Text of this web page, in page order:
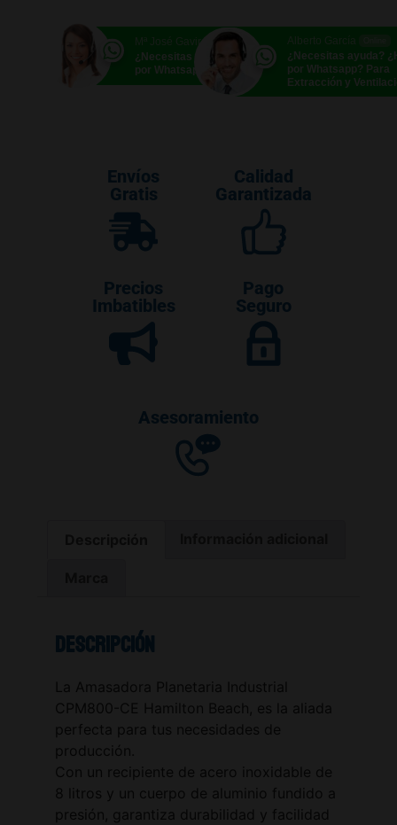
Mª José Gavira Online
¿Necesitas ayuda? ¿Hablamos
por Whatsapp?
¿Necesitas ayuda?
por Whatsapp? Para
Extracción y
Envíos
Gratis
Calidad
Garantizada
Precios
Imbatibles
Pago
Seguro
Asesoramiento
Descripción
La Amasadora Planetaria Industrial
CPM800-CE Hamilton Beach, es la aliada
perfecta para tus necesidades de
producción.
Con un recipiente de acero inoxidable de
8 litros y un cuerpo de aluminio fundido a
presión, garantiza durabilidad y facilidad